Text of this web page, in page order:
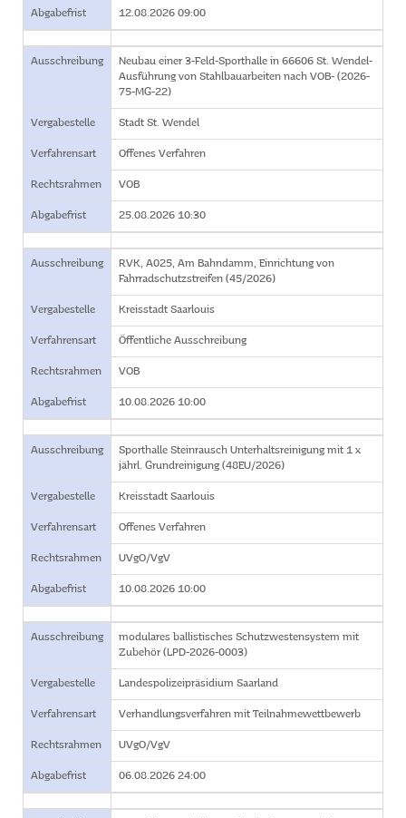
Abgabefrist 12.08.2026 09:00
Ausschreibung
Neubau einer 3-Feld-Sporthalle in 66606 St. Wendel-
Ausführung von Stahlbauarbeiten nach VOB- (2026-
75-MG-22)
Vergabestelle Stadt St. Wendel
Verfahrensart Offenes Verfahren
Rechtsrahmen VOB
Abgabefrist 25.08.2026 10:30
Ausschreibung
RVK, A025, Am Bahndamm, Einrichtung von
Fahrradschutzstreifen (45/2026)
Vergabestelle Kreisstadt Saarlouis
Verfahrensart Öffentliche Ausschreibung
Rechtsrahmen VOB
Abgabefrist 10.08.2026 10:00
Ausschreibung
Sporthalle Steinrausch Unterhaltsreinigung mit 1 x
jährl. Grundreinigung (48EU/2026)
Vergabestelle Kreisstadt Saarlouis
Verfahrensart Offenes Verfahren
Rechtsrahmen UVgO/VgV
Abgabefrist 10.08.2026 10:00
Ausschreibung
modulares ballistisches Schutzwestensystem mit
Zubehör (LPD-2026-0003)
Vergabestelle Landespolizeipräsidium Saarland
Verfahrensart Verhandlungsverfahren mit Teilnahmewettbewerb
Rechtsrahmen UVgO/VgV
Abgabefrist 06.08.2026 24:00